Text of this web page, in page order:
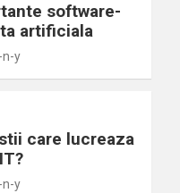
software-
artificiala
n-y
care lucreaza
n-y